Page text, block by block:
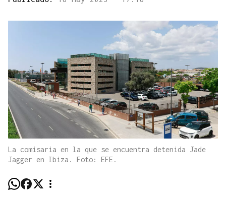
La comisaria en la que se encuentra detenida Jade
Jagger en Ibiza. Foto: EFE.